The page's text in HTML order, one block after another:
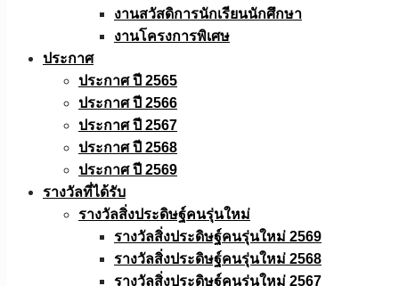
งานสวัสดิการนักเรียนนักศึกษา
งานโครงการพิเศษ
ประกาศ
ประกาศ ปี 2565
ประกาศ ปี 2566
ประกาศ ปี 2567
ประกาศ ปี 2568
ประกาศ ปี 2569
รางวัลที่ได้รับ
รางวัลสิ่งประดิษฐ์คนรุ่นใหม่
รางวัลสิ่งประดิษฐ์คนรุ่นใหม่ 2569
รางวัลสิ่งประดิษฐ์คนรุ่นใหม่ 2568
รางวัลสิ่งประดิษฐ์คนรุ่นใหม่ 2567